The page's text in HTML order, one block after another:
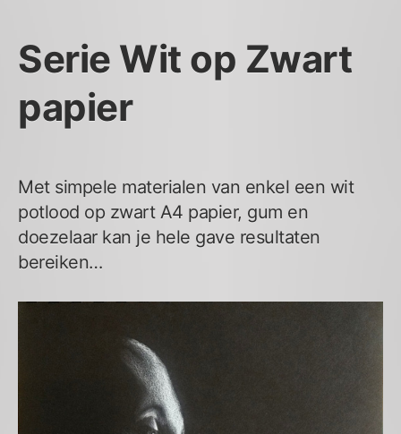
Serie Wit op Zwart
papier
Met simpele materialen van enkel een wit
potlood op zwart A4 papier, gum en
doezelaar kan je hele gave resultaten
bereiken…